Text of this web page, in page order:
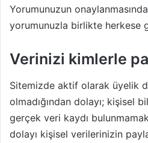
Yorumunuzun
yorumunuzla birlikte herkese
Verinizi kimlerle
Sitemizde aktif olarak üyelik
olmadığından dolayı; kişisel
gerçek veri kaydı
dolayı kişisel verilerinizin